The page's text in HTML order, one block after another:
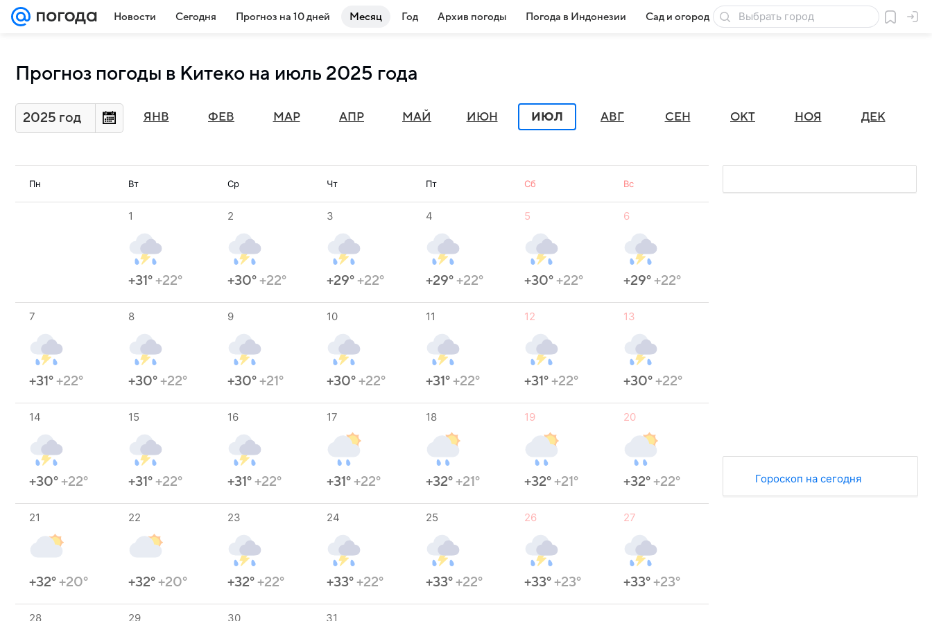
Новости Сегодня Прогноз на 10 дней Месяц Год Архив погоды Погода в Индонезии Сад и огород Товары для дачи
Прогноз погоды в Китеко на июль 2025 года
2025 год ЯНВ ФЕВ МАР АПР МАЙ ИЮН ИЮЛ АВГ СЕН ОКТ НОЯ ДЕК
Пн Вт Ср Чт Пт Сб Вс
1
+31°+22°
2
+30°+22°
3
+29°+22°
4
+29°+22°
5
+30°+22°
6
+29°+22°
7
+31°+22°
8
+30°+22°
9
+30°+21°
10
+30°+22°
11
+31°+22°
12
+31°+22°
13
+30°+22°
14
+30°+22°
15
+31°+22°
16
+31°+22°
17
+31°+22°
18
+32°+21°
19
+32°+21°
20
+32°+22°
21
+32°+20°
22
+32°+20°
23
+32°+22°
24
+33°+22°
25
+33°+22°
26
+33°+23°
27
+33°+23°
28 29 30 31
Гороскоп на сегодня